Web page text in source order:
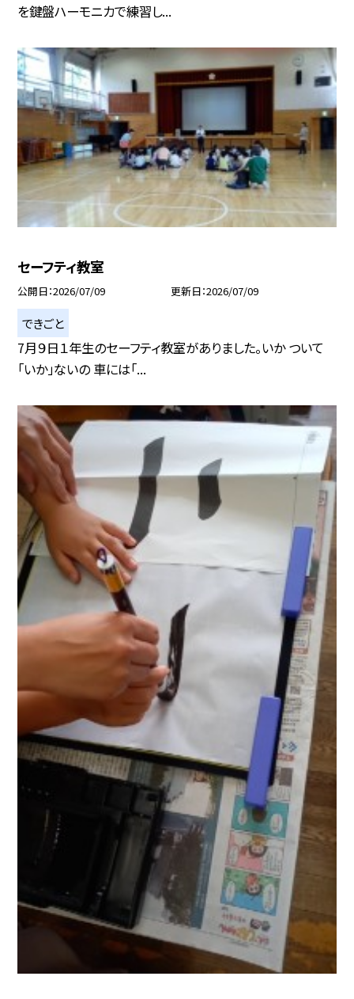
を鍵盤ハーモニカで練習し...
セーフティ教室
公開日 2026/07/09 更新日 2026/07/09
できごと
7月９日１年生のセーフティ教室がありました。いか ついて
「いか」ないの 車には「...